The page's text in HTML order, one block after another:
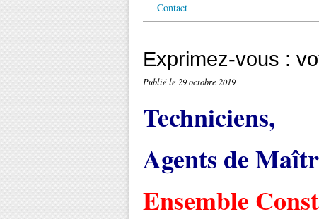
Contact
Exprimez-vous :
Publié le 29 octobre 2019
Techniciens,
Agents de
Ensemble